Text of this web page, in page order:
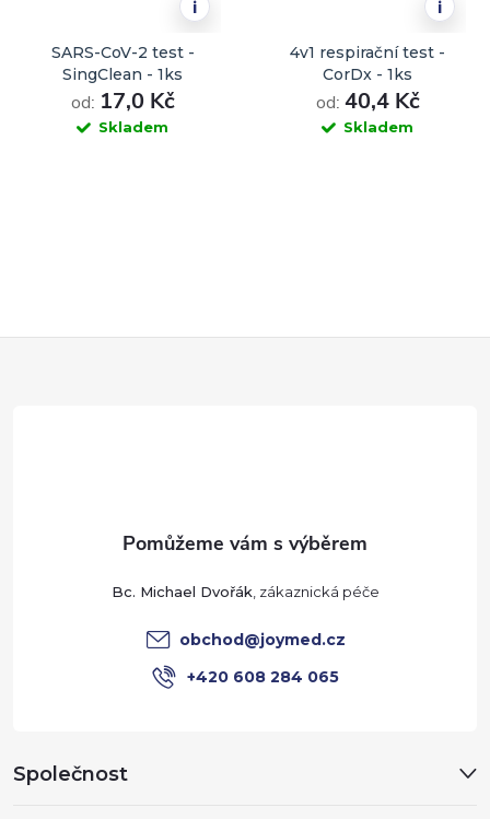
i
SARS-CoV-2 test -
SingClean - 1ks
od: 17,0 Kč
Skladem
i
4v1 respirační test -
CorDx - 1ks
od: 40,4 Kč
Skladem
Bc. Michael Dvořák
obchod@joymed.cz
+420 608 284 065
Společnost